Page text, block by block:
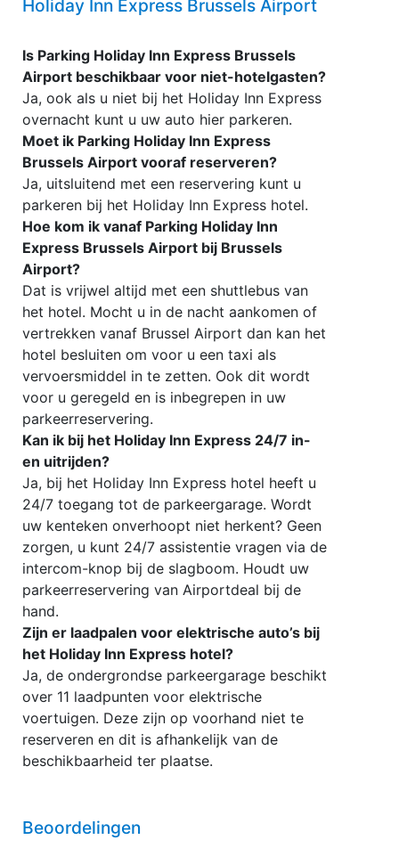
Holiday Inn Express Brussels Airport
Is Parking Holiday Inn Express Brussels
Airport beschikbaar voor niet-hotelgasten?
Ja, ook als u niet bij het Holiday Inn Express
overnacht kunt u uw auto hier parkeren.
Moet ik Parking Holiday Inn Express
Brussels Airport vooraf reserveren?
Ja, uitsluitend met een reservering kunt u
parkeren bij het Holiday Inn Express hotel.
Hoe kom ik vanaf Parking Holiday Inn
Express Brussels Airport bij Brussels
Airport?
Dat is vrijwel altijd met een shuttlebus van
het hotel. Mocht u in de nacht aankomen of
vertrekken vanaf Brussel Airport dan kan het
hotel besluiten om voor u een taxi als
vervoersmiddel in te zetten. Ook dit wordt
voor u geregeld en is inbegrepen in uw
parkeerreservering.
Kan ik bij het Holiday Inn Express 24/7 in-
en uitrijden?
Ja, bij het Holiday Inn Express hotel heeft u
24/7 toegang tot de parkeergarage. Wordt
uw kenteken onverhoopt niet herkent? Geen
zorgen, u kunt 24/7 assistentie vragen via de
intercom-knop bij de slagboom. Houdt uw
parkeerreservering van Airportdeal bij de
hand.
Zijn er laadpalen voor elektrische auto’s bij
het Holiday Inn Express hotel?
Ja, de ondergrondse parkeergarage beschikt
over 11 laadpunten voor elektrische
voertuigen. Deze zijn op voorhand niet te
reserveren en dit is afhankelijk van de
beschikbaarheid ter plaatse.
Beoordelingen